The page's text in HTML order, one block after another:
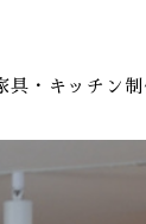
具・キッチン制